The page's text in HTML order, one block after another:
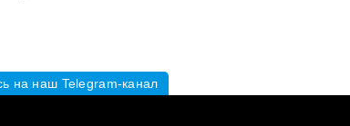
на наш Telegram-канал